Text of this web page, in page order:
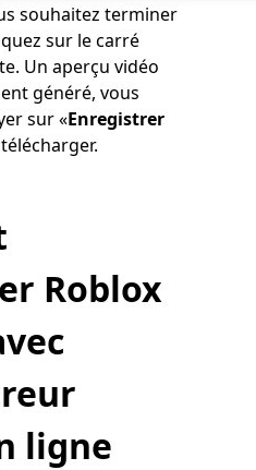
souhaitez terminer
sur le carré
Un aperçu vidéo
généré, vous
sur «Enregistrer
Roblox
ligne